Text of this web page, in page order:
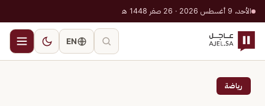
الأحد، 9 أغسطس 2026 · 26 صفر 1448 هـ
EN
رياضة